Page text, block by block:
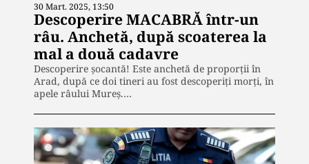
30 Mart. 2025, 13:50
Descoperire MACABRĂ într-un
râu. Anchetă, după scoaterea la
mal a două cadavre
Descoperire şocantă! Este anchetă de proporţii în
Arad, după ce doi tineri au fost descoperiţi morţi, în
apele râului Mureş.…